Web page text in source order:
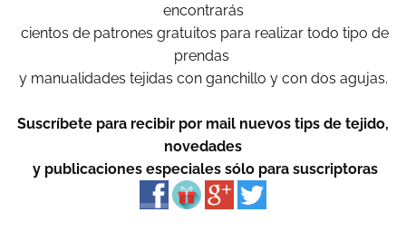
encontrarás
cientos de patrones gratuitos para realizar todo tipo de
prendas
y manualidades tejidas con ganchillo y con dos agujas.
Suscríbete para recibir por mail nuevos tips de tejido,
novedades
y publicaciones especiales sólo para suscriptoras